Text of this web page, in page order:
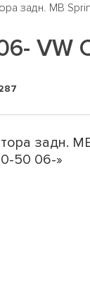
задн. MB
задн.
50 06-»